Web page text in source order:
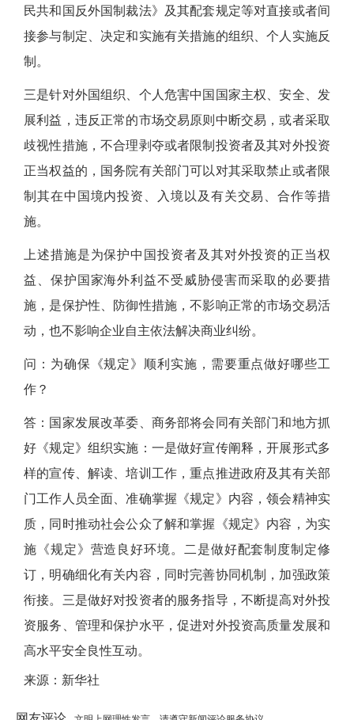
民共和国反外国制裁法》及其配套规定等对直接或者间
接参与制定、决定和实施有关措施的组织、个人实施反
制。
三是针对外国组织、个人危害中国国家主权、安全、发
展利益，违反正常的市场交易原则中断交易，或者采取
歧视性措施，不合理剥夺或者限制投资者及其对外投资
正当权益的，国务院有关部门可以对其采取禁止或者限
制其在中国境内投资、入境以及有关交易、合作等措
施。
上述措施是为保护中国投资者及其对外投资的正当权
益、保护国家海外利益不受威胁侵害而采取的必要措
施，是保护性、防御性措施，不影响正常的市场交易活
动，也不影响企业自主依法解决商业纠纷。
问：为确保《规定》顺利实施，需要重点做好哪些工
作？
答：国家发展改革委、商务部将会同有关部门和地方抓
好《规定》组织实施：一是做好宣传阐释，开展形式多
样的宣传、解读、培训工作，重点推进政府及其有关部
门工作人员全面、准确掌握《规定》内容，领会精神实
质，同时推动社会公众了解和掌握《规定》内容，为实
施《规定》营造良好环境。二是做好配套制度制定修
订，明确细化有关内容，同时完善协同机制，加强政策
衔接。三是做好对投资者的服务指导，不断提高对外投
资服务、管理和保护水平，促进对外投资高质量发展和
高水平安全良性互动。
来源：新华社